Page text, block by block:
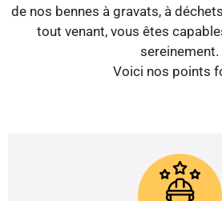
de nos bennes à gravats, à
tout venant, vous êtes
sereinement.
Voici nos points